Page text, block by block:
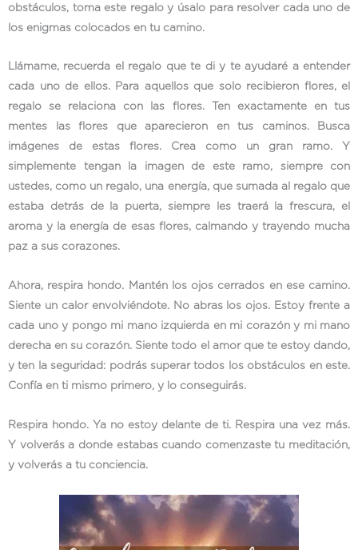
obstáculos, toma este regalo y úsalo para resolver cada uno de
los enigmas colocados en tu camino.
Llámame, recuerda el regalo que te di y te ayudaré a entender
cada uno de ellos. Para aquellos que solo recibieron flores, el
regalo se relaciona con las flores. Ten exactamente en tus
mentes las flores que aparecieron en tus caminos. Busca
imágenes de estas flores. Crea como un gran ramo. Y
simplemente tengan la imagen de este ramo, siempre con
ustedes, como un regalo, una energía, que sumada al regalo que
estaba detrás de la puerta, siempre les traerá la frescura, el
aroma y la energía de esas flores, calmando y trayendo mucha
paz a sus corazones.
Ahora, respira hondo. Mantén los ojos cerrados en ese camino.
Siente un calor envolviéndote. No abras los ojos. Estoy frente a
cada uno y pongo mi mano izquierda en mi corazón y mi mano
derecha en su corazón. Siente todo el amor que te estoy dando,
y ten la seguridad: podrás superar todos los obstáculos en este.
Confía en ti mismo primero, y lo conseguirás.
Respira hondo. Ya no estoy delante de ti. Respira una vez más.
Y volverás a donde estabas cuando comenzaste tu meditación,
y volverás a tu conciencia.